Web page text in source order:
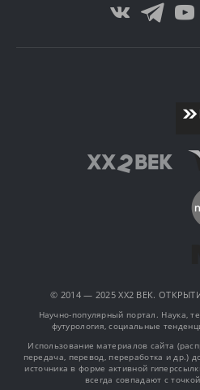
© 2014 — 2025 XX2 ВЕК.
Научно-популярный портал. Наука,
футурология, социальные
Использование материалов сайта
передача, перевод, переработка и др.)
источника в форме активной
всегда совпадают с